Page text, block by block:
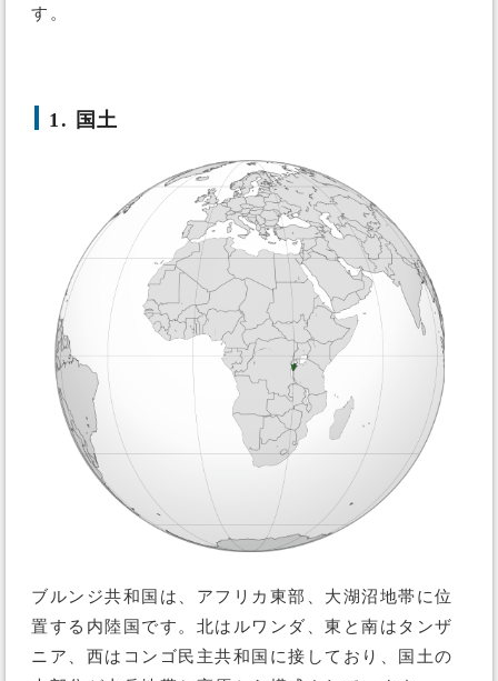
す。
1. 国土
ブルンジ共和国は、アフリカ東部、大湖沼地帯に位
置する内陸国です。北はルワンダ、東と南はタンザ
ニア、西はコンゴ民主共和国に接しており、国土の